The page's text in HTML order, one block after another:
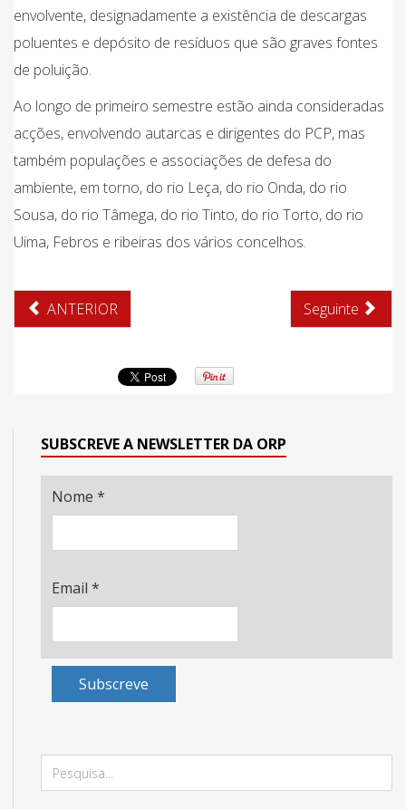
envolvente, designadamente a existência de descargas
poluentes e depósito de resíduos que são graves fontes
de poluição.
Ao longo de primeiro semestre estão ainda consideradas
acções, envolvendo autarcas e dirigentes do PCP, mas
também populações e associações de defesa do
ambiente, em torno, do rio Leça, do rio Onda, do rio
Sousa, do rio Tâmega, do rio Tinto, do rio Torto, do rio
Uima, Febros e ribeiras dos vários concelhos.
ANTERIOR Seguinte
SUBSCREVE A NEWSLETTER DA ORP
Nome *
Email *
Subscreve